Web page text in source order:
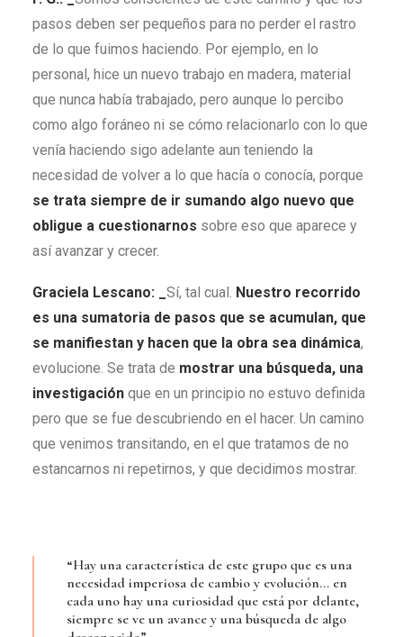
pasos deben ser pequeños para no perder el rastro
de lo que fuimos haciendo. Por ejemplo, en lo
personal, hice un nuevo trabajo en madera, material
que nunca había trabajado, pero aunque lo percibo
como algo foráneo ni se cómo relacionarlo con lo que
venía haciendo sigo adelante aun teniendo la
necesidad de volver a lo que hacía o conocía, porque
se trata siempre de ir sumando algo nuevo que
obligue a cuestionarnos sobre eso que aparece y
así avanzar y crecer.
Graciela Lescano: _ Sí, tal cual. Nuestro recorrido
es una sumatoria de pasos que se acumulan, que
se manifiestan y hacen que la obra sea dinámica,
evolucione. Se trata de mostrar una búsqueda, una
investigación que en un principio no estuvo definida
pero que se fue descubriendo en el hacer. Un camino
que venimos transitando, en el que tratamos de no
estancarnos ni repetirnos, y que decidimos mostrar.
“Hay una característica de este grupo que es una
necesidad imperiosa de cambio y evolución… en
cada uno hay una curiosidad que está por delante,
siempre se ve un avance y una búsqueda de algo